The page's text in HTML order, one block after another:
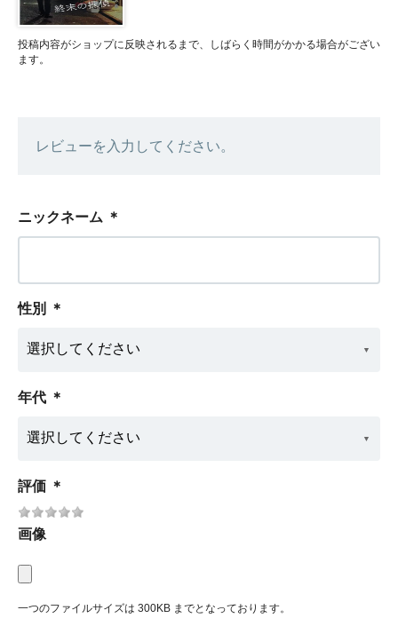
投稿内容がショップに反映されるまで、しばらく時間がかかる場合がござい
ます。
レビューを入力してください。
ニックネーム ＊
性別 ＊
年代 ＊
評価 ＊
画像
一つのファイルサイズは 300KB までとなっております。